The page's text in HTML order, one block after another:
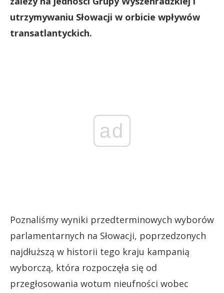
utrzymywaniu Słowacji w orbicie wpływów
transatlantyckich.
ad
Poznaliśmy wyniki przedterminowych wyborów
parlamentarnych na Słowacji, poprzedzonych
najdłuższą w historii tego kraju kampanią
wyborczą, która rozpoczęła się od
przegłosowania wotum nieufności wobec